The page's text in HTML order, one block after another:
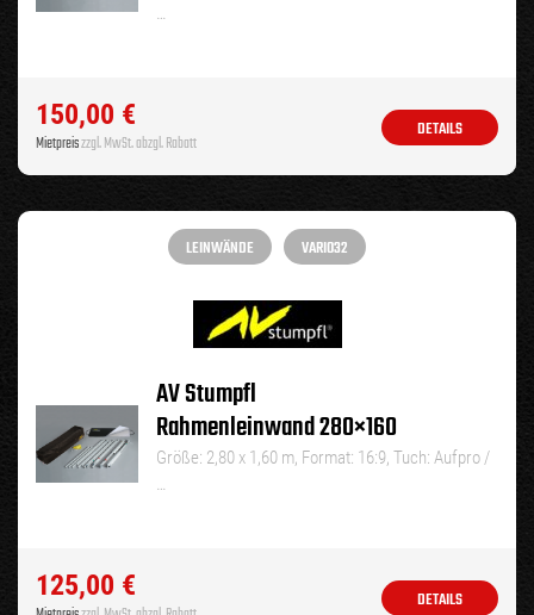
…
150,00 €
Mietpreiszzgl. MwSt. abzgl. Rabatt
DETAILS
LEINWÄNDE VARIO32
AV Stumpfl
Rahmenleinwand 280×160
Größe: 2,80 x 1,60 m, Format: 16:9, Tuch: Aufpro /
…
125,00 € DETAILS